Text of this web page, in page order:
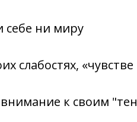
себе ни миру
слабостях,
к своим